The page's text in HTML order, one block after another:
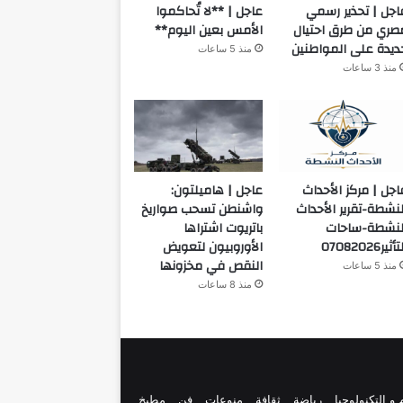
| تحذير رسمي
من طرق احتيال
على المواطنين
منذ 3 ساعات
عاجل | **لا تُحاكموا
الأمس بعين اليوم**
منذ 5 ساعات
| مركز الأحداث
تقرير الأحداث
ساحات
منذ 5 ساعات
عاجل | هاميلتون:
واشنطن تسحب صواريخ
باتريوت اشتراها
الأوروبيون لتعويض
النقص في مخزونها
منذ 8 ساعات
و التكنولوجيا رياضة ثقافة منوعات فن مطبخ